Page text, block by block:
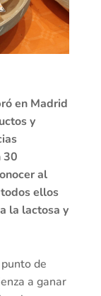
en Madrid
y
30
al
ellos
la lactosa y
de
a ganar